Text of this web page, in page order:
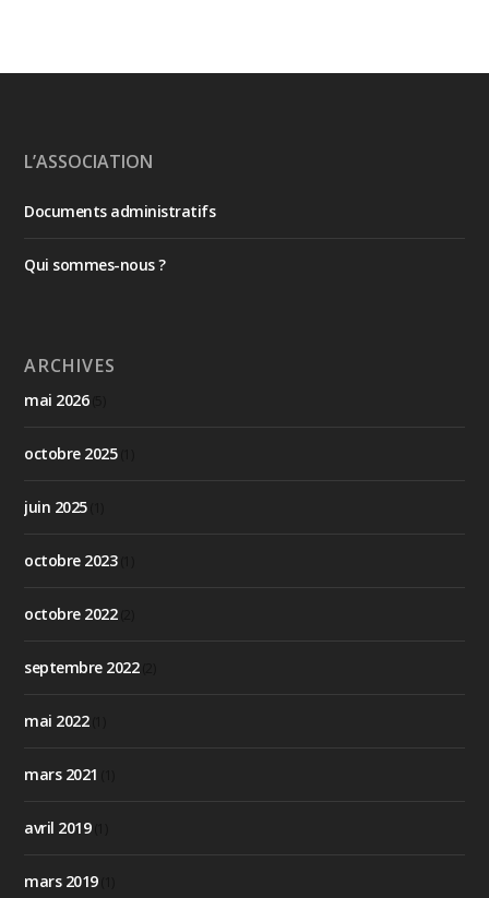
L’ASSOCIATION
Documents administratifs
Qui sommes-nous ?
ARCHIVES
mai 2026(5)
octobre 2025(1)
juin 2025(1)
octobre 2023(1)
octobre 2022(2)
septembre 2022(2)
mai 2022(1)
mars 2021
avril 2019(1)
mars 2019(1)